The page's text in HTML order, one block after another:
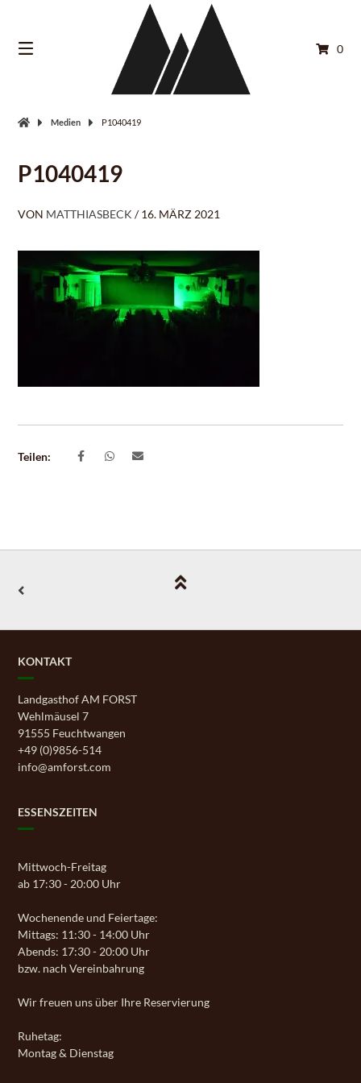
Inhalt
0
Medien P1040419
P1040419
VON MATTHIASBECK / 16. MÄRZ 2021
Teilen:
KONTAKT
Landgasthof AM FORST
Wehlmäusel 7
91555 Feuchtwangen
+49 (0)9856-514
info@amforst.com
ESSENSZEITEN
Mittwoch-Freitag
ab 17:30 - 20:00 Uhr
Wochenende und Feiertage:
Mittags: 11:30 - 14:00 Uhr
Abends: 17:30 - 20:00 Uhr
bzw. nach Vereinbahrung
Wir freuen uns über Ihre Reservierung
Ruhetag:
Montag & Dienstag